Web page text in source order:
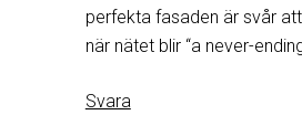
perfekta fasaden är svår
när nätet blir “a never-
Svara